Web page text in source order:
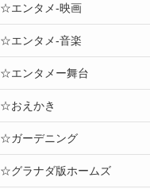
☆エンタメ-映画
☆エンタメ-音楽
☆エンタメー舞台
☆おえかき
☆ガーデニング
☆グラナダ版ホームズ